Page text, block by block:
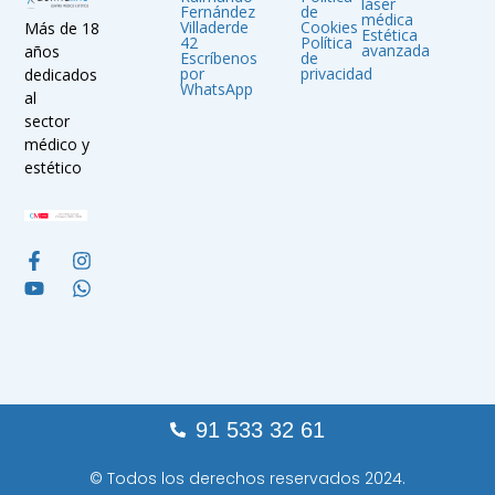
Más de 18
años
dedicados
al
sector
médico y
estético
médica
Estética
avanzada
de
Cookies
Política
de
privacidad
Fernández
Villaderde
42
Escríbenos
por
WhatsApp
91 533 32 61
© Todos los derechos reservados 2024.